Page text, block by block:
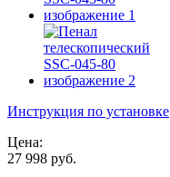
Инструкция по установке
Цена:
27 998 руб.